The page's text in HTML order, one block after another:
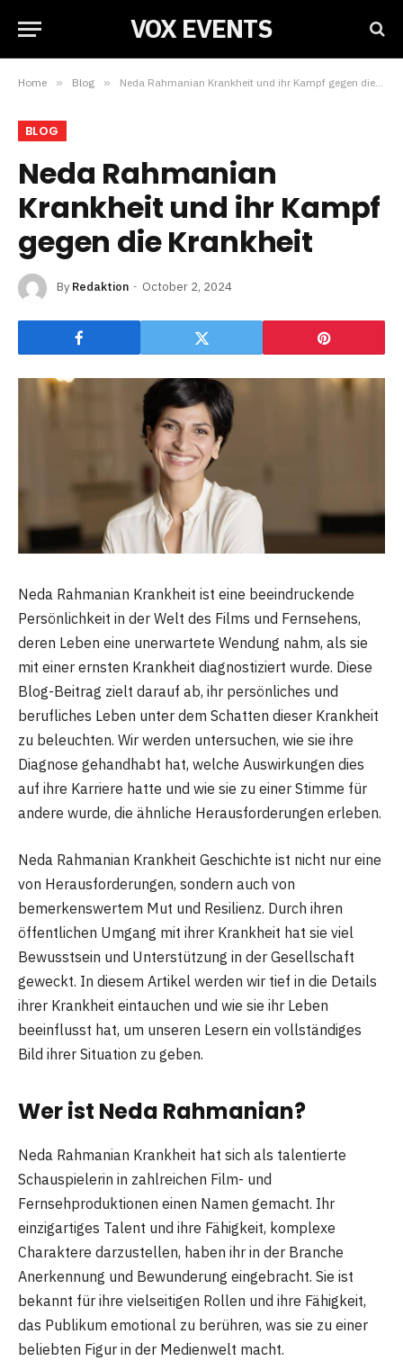
VOX EVENTS
Home » Blog » Neda Rahmanian Krankheit und ihr Kampf gegen die Krankheit
BLOG
Neda Rahmanian
Krankheit und ihr Kampf
gegen die Krankheit
By Redaktion October 2, 2024
Neda Rahmanian Krankheit ist eine beeindruckende
Persönlichkeit in der Welt des Films und Fernsehens,
deren Leben eine unerwartete Wendung nahm, als sie
mit einer ernsten Krankheit diagnostiziert wurde. Diese
Blog-Beitrag zielt darauf ab, ihr persönliches und
berufliches Leben unter dem Schatten dieser Krankheit
zu beleuchten. Wir werden untersuchen, wie sie ihre
Diagnose gehandhabt hat, welche Auswirkungen dies
auf ihre Karriere hatte und wie sie zu einer Stimme für
andere wurde, die ähnliche Herausforderungen erleben.
Neda Rahmanian Krankheit Geschichte ist nicht nur eine
von Herausforderungen, sondern auch von
bemerkenswertem Mut und Resilienz. Durch ihren
öffentlichen Umgang mit ihrer Krankheit hat sie viel
Bewusstsein und Unterstützung in der Gesellschaft
geweckt. In diesem Artikel werden wir tief in die Details
ihrer Krankheit eintauchen und wie sie ihr Leben
beeinflusst hat, um unseren Lesern ein vollständiges
Bild ihrer Situation zu geben.
Wer ist Neda Rahmanian?
Neda Rahmanian Krankheit hat sich als talentierte
Schauspielerin in zahlreichen Film- und
Fernsehproduktionen einen Namen gemacht. Ihr
einzigartiges Talent und ihre Fähigkeit, komplexe
Charaktere darzustellen, haben ihr in der Branche
Anerkennung und Bewunderung eingebracht. Sie ist
bekannt für ihre vielseitigen Rollen und ihre Fähigkeit,
das Publikum emotional zu berühren, was sie zu einer
beliebten Figur in der Medienwelt macht.